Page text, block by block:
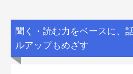
聞く・読む力をベースに、
ルアップもめざす